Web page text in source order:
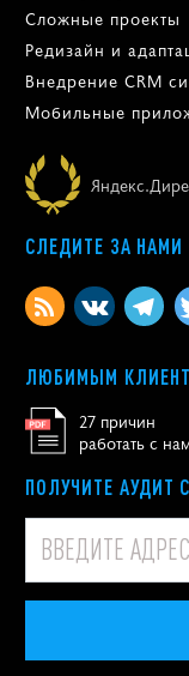
Сложные проекты
Редизайн и
Внедрение CRM
Мобильные
СЛЕДИТЕ ЗА НАМИ
ЛЮБИМЫМ
27 причин
работать с
ПОЛУЧИТЕ АУДИТ